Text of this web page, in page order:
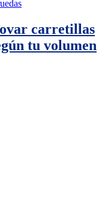
carretillas
tu volumen